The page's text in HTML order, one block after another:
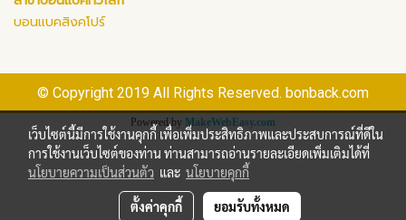
บอนแบคสิงคโปร์
© Copyright 2019 All Rights Reserved. bonback.com
Powered by MakeWebEasy.com
เว็บไซต์นี้มีการใช้งานคุกกี้ เพื่อเพิ่มประสิทธิภาพและประสบการณ์ที่ดีใน
การใช้งานเว็บไซต์ของท่าน ท่านสามารถอ่านรายละเอียดเพิ่มเติมได้ที่
นโยบายความเป็นส่วนตัว และ นโยบายคุกกี้
ตั้งค่าคุกกี้ ยอมรับทั้งหมด